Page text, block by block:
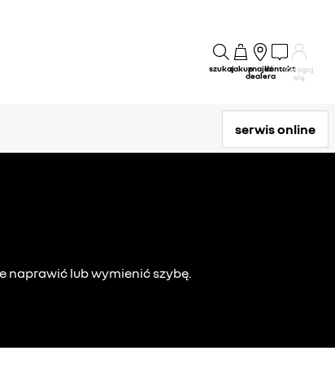
szukajzakupznajdź
dealera
kontaktZaloguj
się
serwis online
naprawić lub wymienić szybę.